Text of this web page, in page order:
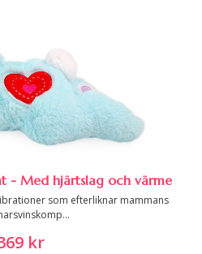
- Med hjärtslag och värme
som efterliknar mammans
kr